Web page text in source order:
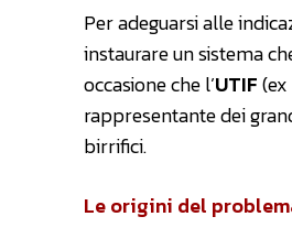
Per adeguarsi alle
instaurare un sistema
occasione che l’UTIF
rappresentante dei
birrifici.
Le origini del